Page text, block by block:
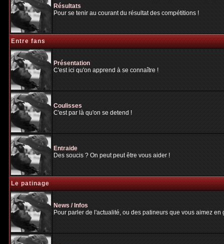
Résultats
Pour se tenir au courant du résultat des compétitions !
Entre fans
Présentation
C'est ici qu'on apprend à se connaître !
Coulisses
C'est par là qu'on se detend !
Entraide
Des soucis ? On peut peut être vous aider !
Le patinage
News / Infos
Pour parler de l'actualité, ou des patineurs que vous aimez